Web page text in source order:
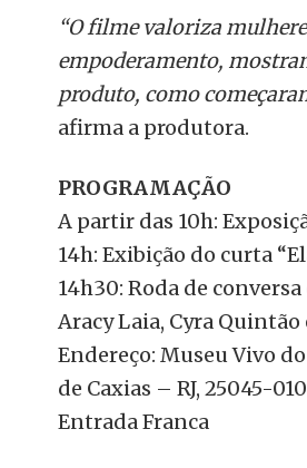
“O filme valoriza
empoderamento,
produto, como
afirma a produtora.
PROGRAMAÇÃO
A partir das 10h:
14h: Exibição do curta
14h30: Roda de
Aracy Laia, Cyra Quintão
Endereço: Museu Vivo
de Caxias – RJ, 25045-010
Entrada Franca